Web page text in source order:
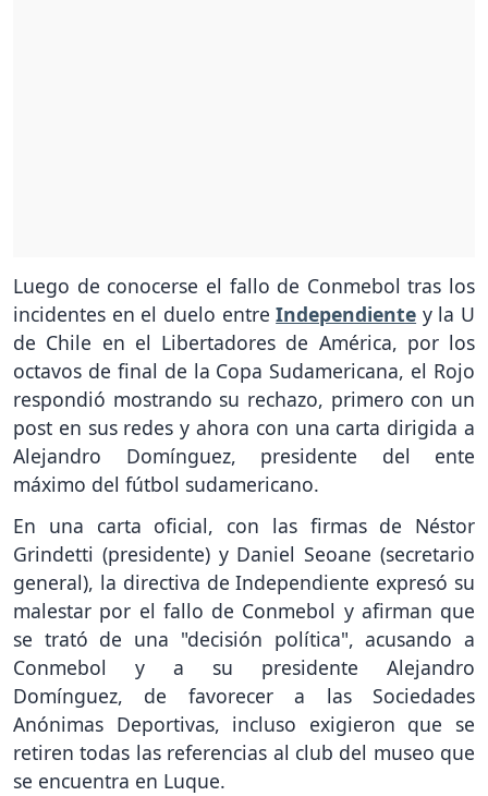
Luego de conocerse el fallo de Conmebol tras los
incidentes en el duelo entreIndependiente y la U
de Chile en el Libertadores de América, por los
octavos de final de la Copa Sudamericana, el Rojo
respondió mostrando su rechazo, primero con un
post en sus redes y ahora con una carta dirigida a
Alejandro Domínguez, presidente del ente
máximo del fútbol sudamericano.
En una carta oficial, con las firmas de Néstor
Grindetti (presidente) y Daniel Seoane (secretario
general), la directiva de Independiente expresó su
malestar por el fallo de Conmebol y afirman que
se trató de una "decisión política", acusando a
Conmebol y a su presidente Alejandro
Domínguez, de favorecer a las Sociedades
Anónimas Deportivas, incluso exigieron que se
retiren todas las referencias al club del museo que
se encuentra en Luque.